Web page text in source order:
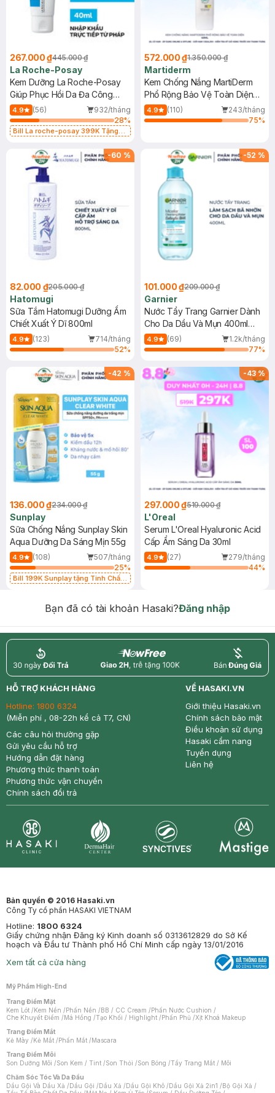
267.000 ₫445.000 ₫
La Roche-Posay
Kem Dưỡng La Roche-Posay
Giúp Phục Hồi Da Đa Công
Dụng 40ml
4.9 (56)
932/tháng
28%
Bill La roche-posay 399K Tặng
(SL có hạn)
572.000 ₫1.350.000 ₫
Martiderm
Kem Chống Nắng MartiDerm
Phổ Rộng Bảo Vệ Toàn Diện
40ml
4.9 (110)
243/tháng
75%
-60 %
82.000 ₫205.000 ₫
Hatomugi
Sữa Tắm Hatomugi Dưỡng Ẩm
Chiết Xuất Ý Dĩ 800ml
4.9 (123)
714/tháng
52%
-52 %
101.000 ₫209.000 ₫
Garnier
Nước Tẩy Trang Garnier Dành
Cho Da Dầu Và Mụn 400ml
(Mới)
4.9 (69)
1.2k/tháng
77%
-42 %
136.000 ₫234.000 ₫
Sunplay
Sữa Chống Nắng Sunplay Skin
Aqua Dưỡng Da Sáng Mịn 55g
4.9 (108)
507/tháng
25%
Bill 199K Sunplay tặng Tinh Chất
-43%
297.000 ₫519.000 ₫
L'Oreal
Serum L'Oreal Hyaluronic Acid
Cấp Ẩm Sáng Da 30ml
4.9 (27)
279/tháng
44%
Bạn đã có tài khoản Hasaki?Đăng nhập
return nowfree price
HỖ TRỢ KHÁCH HÀNG
Hotline: 1800 6324
(Miễn phí , 08-22h kể cả T7, CN)
Các câu hỏi thường gặp
Gửi yêu cầu hỗ trợ
Hướng dẫn đặt hàng
Phương thức thanh toán
Phương thức vận chuyển
Chính sách đổi trả
VỀ HASAKI.VN
Giới thiệu Hasaki.vn
Chính sách bảo mật
Điều khoản sử dụng
Hasaki cẩm nang
Tuyển dụng
Liên hệ
Bản quyền © 2016 Hasaki.vn
Công Ty cổ phần HASAKI VIETNAM
Hotline: 1800 6324
Giấy chứng nhận Đăng ký Kinh doanh số 0313612829 do Sở Kế
hoạch và Đầu tư Thành phố Hồ Chí Minh cấp ngày 13/01/2016
Xem tất cả cửa hàng
Mỹ Phẩm High-End
Trang Điểm Mặt
Kem Lót /Kem Nền /Phấn Nền /BB / CC Cream /Phấn Nước Cushion /
Che Khuyết Điểm /Má Hồng /Tạo Khối / Highlight /Phấn Phủ /Xịt Khoá Makeup
Trang Điểm Mắt
Kẻ Mày /Kẻ Mắt /Phấn Mắt /Mascara
Trang Điểm Môi
Son Dưỡng Môi /Son Kem / Tint /Son Thỏi /Son Bóng /Tẩy Trang Mắt / Môi
Chăm Sóc Tóc Và Da Đầu
Dầu Gội Và Dầu Xả /Dầu Gội /Dầu Xả /Dầu Gội Khô /Dầu Gội Xả 2in1 /Bộ Gội Xả /